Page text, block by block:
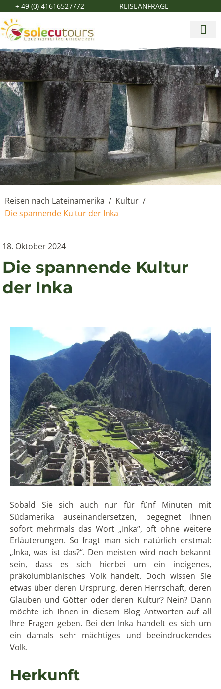
+ 49 (0) 41616527772 REISEANFRAGE
Reisen nach Lateinamerika / Kultur /
Die spannende Kultur der Inka
18. Oktober 2024
Die spannende Kultur
der Inka
Sobald Sie sich auch nur für fünf Minuten mit
Südamerika auseinandersetzen, begegnet Ihnen
sofort mehrmals das Wort „Inka“, oft ohne weitere
Erläuterungen. So fragt man sich natürlich erstmal:
„Inka, was ist das?“. Den meisten wird noch bekannt
sein, dass es sich hierbei um ein indigenes,
präkolumbianisches Volk handelt. Doch wissen Sie
etwas über deren Ursprung, deren Herrschaft, deren
Glauben und Götter oder deren Kultur? Nein? Dann
möchte ich Ihnen in diesem Blog Antworten auf all
Ihre Fragen geben. Bei den Inka handelt es sich um
ein damals sehr mächtiges und beeindruckendes
Volk.
Herkunft